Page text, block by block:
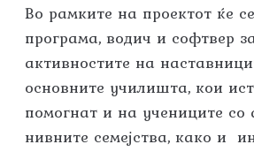
Во рамките на проектот ќе
програма, водич и софтвер
активностите на
основните училишта, кои
помогнат и на учениците со
нивните семејства, како и